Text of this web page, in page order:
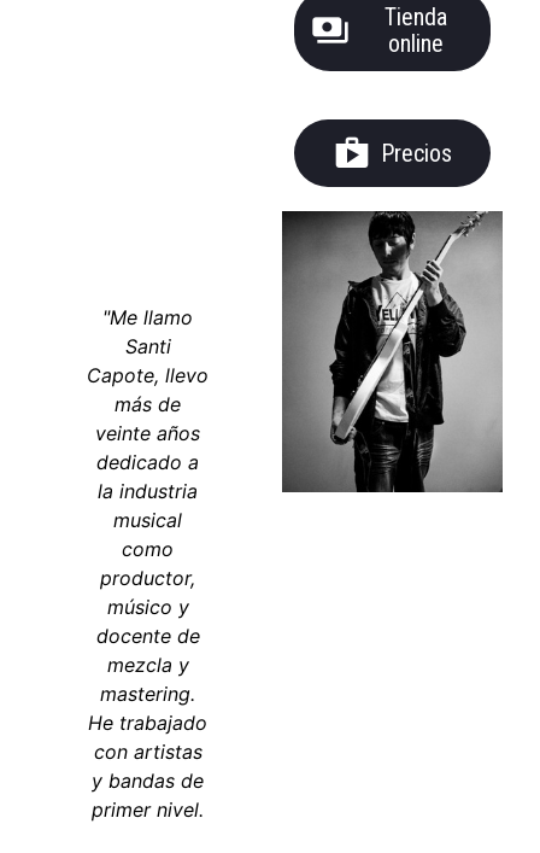
payments
Tienda
online
shop Precios
"Me llamo
Santi
Capote, llevo
más de
veinte años
dedicado a
la industria
musical
como
productor,
músico y
docente de
mezcla y
mastering.
He trabajado
con artistas
y bandas de
primer nivel.